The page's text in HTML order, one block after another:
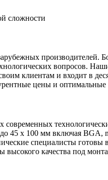
сложности
производителей.
вопросов.
клиентам и входит в
цены и оптимальные
современных
45 х 100 мм включая BGA,
специалисты готовы
качества под